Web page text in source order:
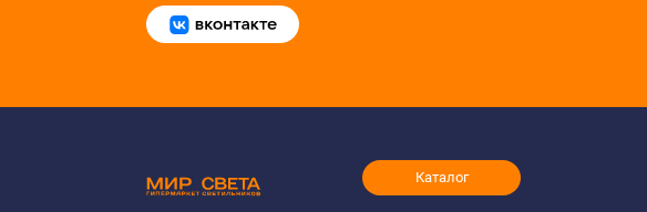
Каталог